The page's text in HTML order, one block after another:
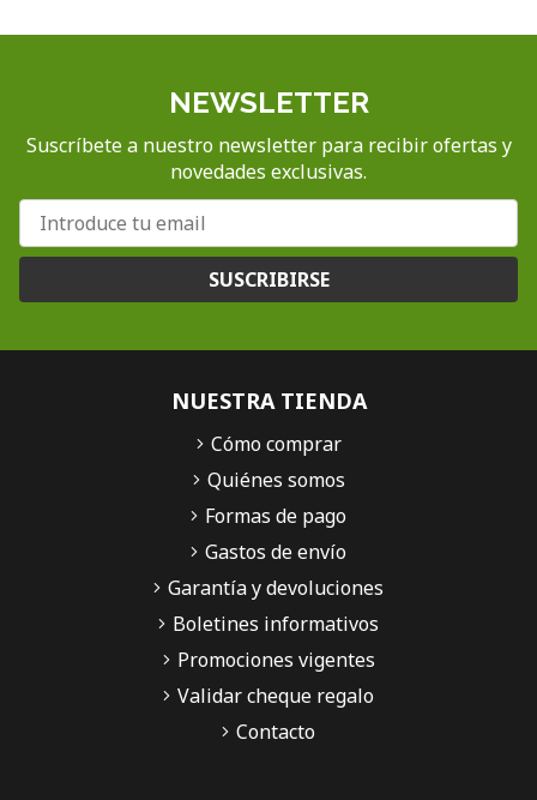
NEWSLETTER
Suscríbete a nuestro newsletter para recibir ofertas y
novedades exclusivas.
SUSCRIBIRSE
NUESTRA TIENDA
Cómo comprar
Quiénes somos
Formas de pago
Gastos de envío
Garantía y devoluciones
Boletines informativos
Promociones vigentes
Validar cheque regalo
Contacto